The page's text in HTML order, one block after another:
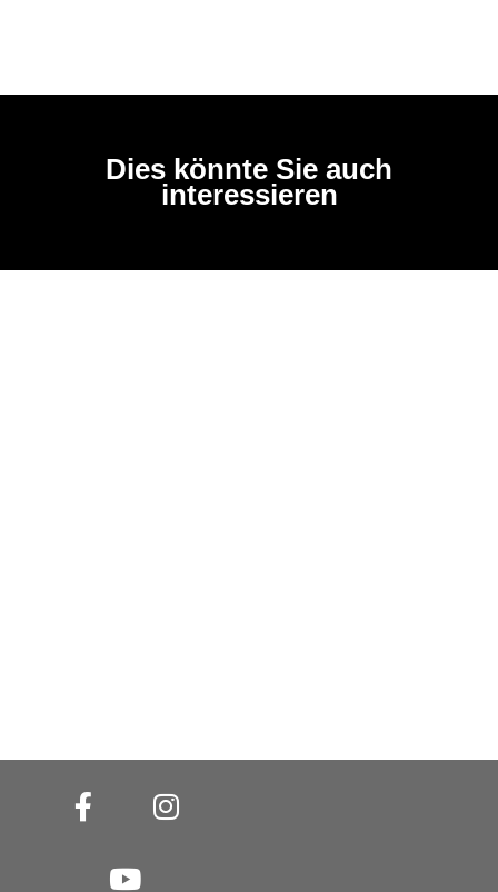
Dies könnte Sie auch
interessieren